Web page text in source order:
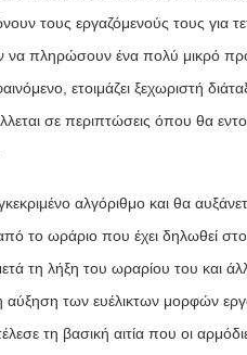
τους εργαζόμενούς τους για
πληρώσουν ένα πολύ μικρό
ετοιμάζει ξεχωριστή
σε περιπτώσεις όπου θα
αλγόριθμο και θα
το ωράριο που έχει δηλωθεί
τη λήξη του ωραρίου του και
των ευέλικτων μορφών
τη βασική αιτία που οι